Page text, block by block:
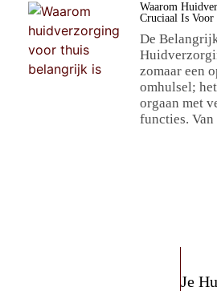
Waarom
Cruciaal Is Voor
De
zomaar een
omhulsel;
orgaan met
functies. Van